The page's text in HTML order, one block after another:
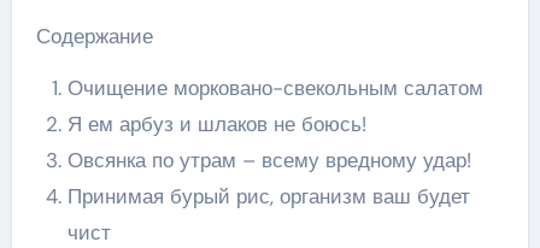
Содержание
Очищение морковано-свекольным салатом
Я ем арбуз и шлаков не боюсь!
Овсянка по утрам – всему вредному удар!
Принимая бурый рис, организм ваш будет
чист